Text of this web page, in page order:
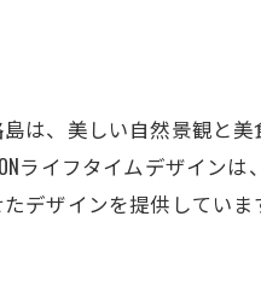
は、美しい自然景観と
ライフタイムデザイ
デザインを提供していま